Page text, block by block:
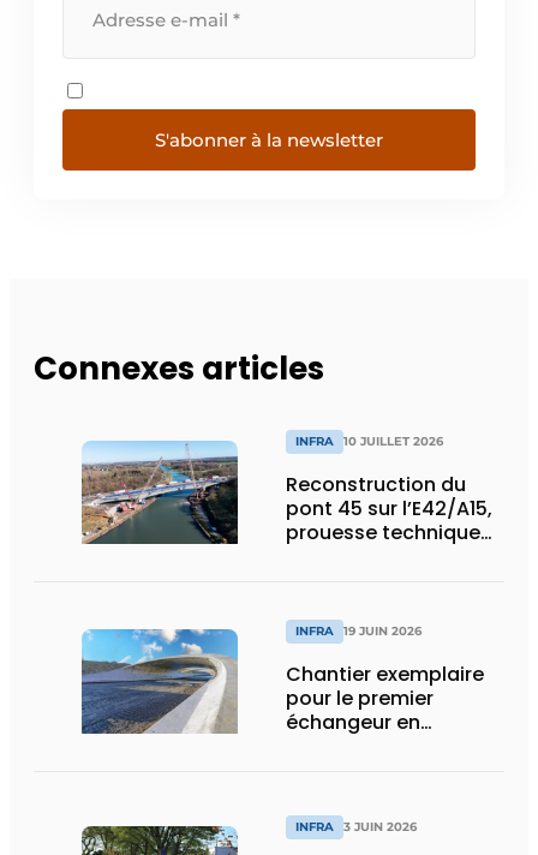
S'abonner à la newsletter
Connexes articles
INFRA 10 JUILLET 2026
Reconstruction du
pont 45 sur l’E42/A15,
prouesse technique
INFRA 19 JUIN 2026
Chantier exemplaire
pour le premier
échangeur en
INFRA 3 JUIN 2026